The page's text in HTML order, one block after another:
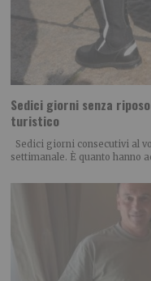
Sedici giorni senza
turistico
Sedici giorni consecutivi al
settimanale. È quanto hanno